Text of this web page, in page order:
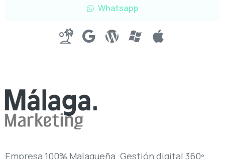
Whatsapp
Empresa 100% Malagueña. Gestión digital 360º